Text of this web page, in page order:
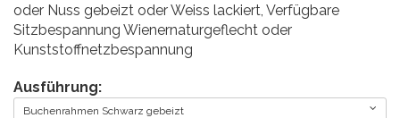
oder Nuss gebeizt oder Weiss lackiert, Verfügbare
Sitzbespannung Wienernaturgeflecht oder
Kunststoffnetzbespannung
Ausführung:
Buchenrahmen Schwarz gebeizt